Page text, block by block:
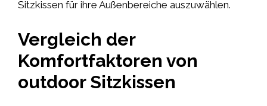
Sitzkissen für ihre Außenbereiche auszuwählen.
Vergleich der
Komfortfaktoren von
outdoor Sitzkissen